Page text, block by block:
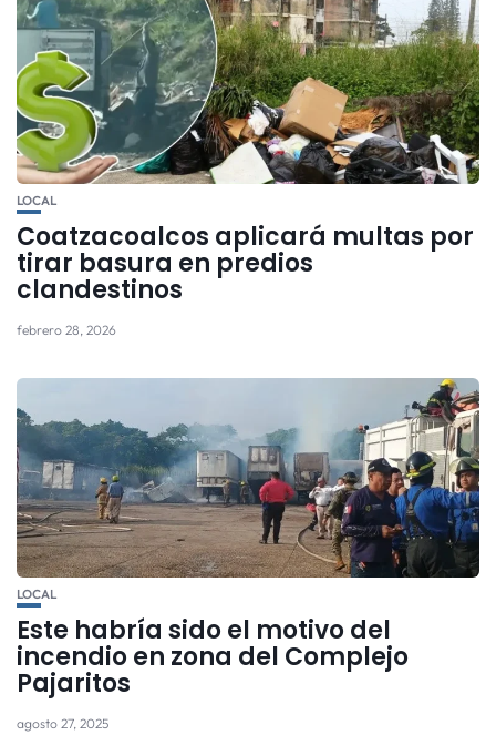
LOCAL
Coatzacoalcos aplicará multas por
tirar basura en predios
clandestinos
febrero 28, 2026
LOCAL
Este habría sido el motivo del
incendio en zona del Complejo
Pajaritos
agosto 27, 2025